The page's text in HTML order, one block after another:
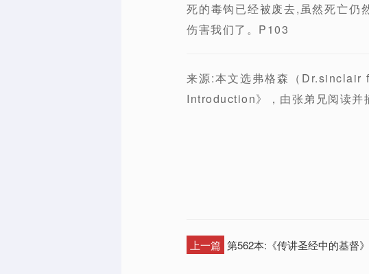
死的毒钩已经被废去,虽然死亡仍
伤害我们了。P103
来源:本文选弗格森（
Introduction》，由张弟兄阅读并
上一篇 第562本:《传讲圣经中的基督